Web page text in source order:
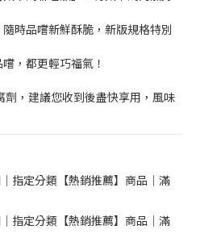
時品嚐新鮮酥脆，新版規格特別
，都更輕巧福氣！
，建議您收到後盡快享用，風味
指定分類【熱銷推薦】商品｜滿
指定分類【熱銷推薦】商品｜滿